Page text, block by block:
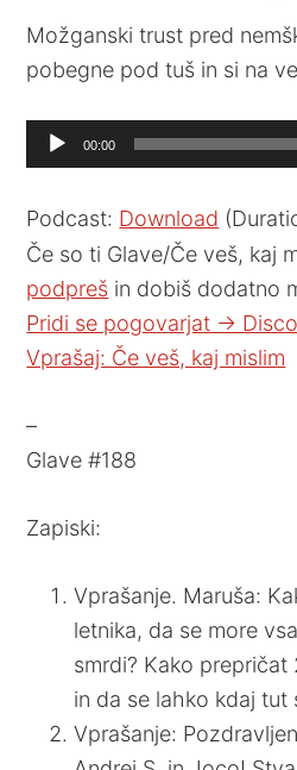
Možganski trust pred
pobegne pod tuš in si na
Audio
Player
00:00
Podcast: Download
Če so ti Glave/Če veš, kaj
podpreš in dobiš dodatno
Pridi se pogovarjat ->
Vprašaj: Če veš, kaj mislim
–
Glave #188
Zapiski:
Vprašanje. Maruša:
letnika, da se more
smrdi? Kako
in da se lahko kdaj tut
Vprašanje: